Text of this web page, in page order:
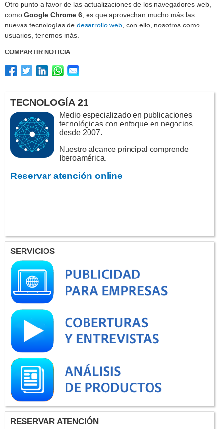
Otro punto a favor de las actualizaciones de los navegadores web,
como Google Chrome 6 , es que aprovechan mucho más las
nuevas tecnologías de desarrollo web , con ello, nosotros como
usuarios, tenemos más.
COMPARTIR NOTICIA
TECNOLOGÍA 21
Medio especializado en publicaciones
tecnológicas con enfoque en negocios
desde 2007.
Nuestro alcance principal comprende
Iberoamérica.
Reservar atención online
SERVICIOS
RESERVAR ATENCIÓN